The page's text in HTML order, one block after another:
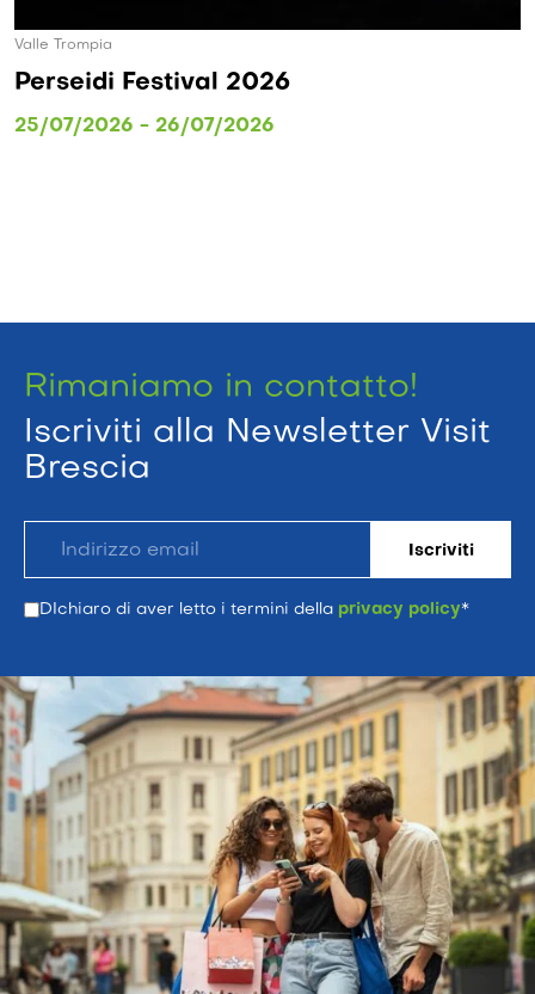
Valle Trompia
Perseidi Festival 2026
25/07/2026 - 26/07/2026
Rimaniamo in contatto!
Iscriviti alla Newsletter Visit
Brescia
DIchiaro di aver letto i termini della privacy policy*